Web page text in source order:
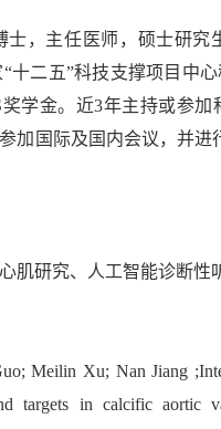
，主任医师，硕士研
十二五”科技支撑项目中
学金。近3年主持或参
国际及国内会议，并进
研究、人工智能诊断性
Meilin Xu; Nan Jiang
targets in calcific aortic